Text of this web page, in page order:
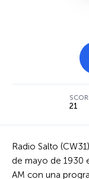
21
Radio Salto
de mayo de 1930
AM con una